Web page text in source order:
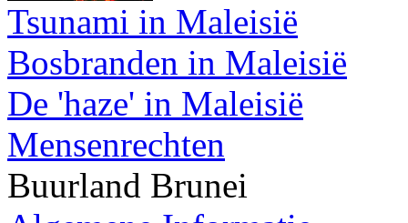
Tsunami in Maleisië
Bosbranden in Maleisië
De 'haze' in Maleisië
Mensenrechten
Buurland Brunei